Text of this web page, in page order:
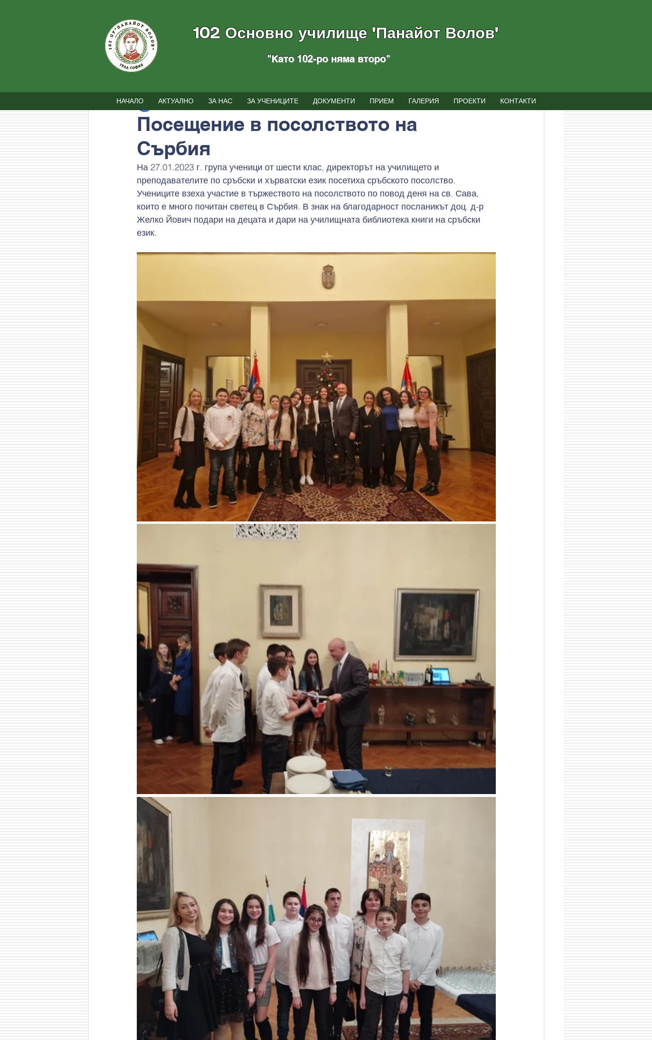
Всички постове
Посещение в посолството на
Сърбия
102 ОУ 5.02.2023 г. време за четене: 1 мин.
На 27.01.2023 г. група ученици от шести клас, директорът на училището и
преподавателите по сръбски и хърватски език посетиха сръбското посолство.
Учениците взеха участие в тържеството на посолството по повод деня на св. Сава,
които е много почитан светец в Сърбия. В знак на благодарност посланикът доц. д-р
Желко Йович подари на децата и дари на училищната библиотека книги на сръбски
език.
102 Основно училище "Панайот Волов"
"Като 102-ро няма вторo"
НАЧАЛО АКТУАЛНО ЗА НАС ЗА УЧЕНИЦИТЕ ДОКУМЕНТИ ПРИЕМ ГАЛЕРИЯ ПРОЕКТИ КОНТАКТИ